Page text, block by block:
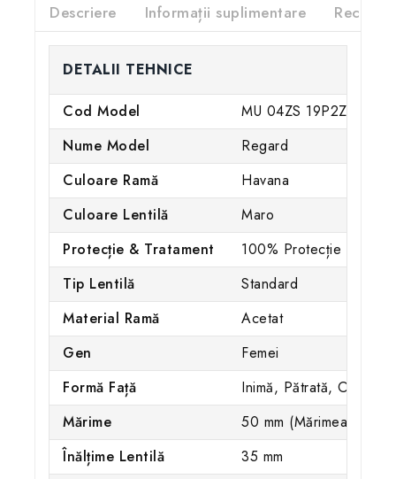
Descriere Informații suplimentare
DETALII TEHNICE
Cod Model
MU 04ZS 19P2Z1
Nume Model
Regard
Culoare Ramă
Havana
Culoare Lentilă
Maro
Protecție & Tratament
100% Protecție UV /
Tip Lentilă
Standard
Material Ramă
Acetat
Gen
Femei
Formă Față
Inimă, Pătrată, Ovală,
Mărime
50 mm (Mărimea M)
Înălțime Lentilă
35 mm